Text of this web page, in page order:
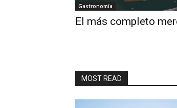
Gastronomía
El más completo
MOST READ